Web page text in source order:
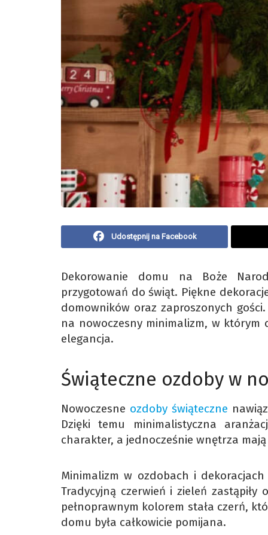
Udostępnij na Facebook
Dekorowanie domu na Boże
przygotowań do świąt. Piękne
domowników oraz zaproszonych
na nowoczesny minimalizm, w
elegancja.
Świąteczne ozdoby w
Nowoczesne ozdoby świąteczne
Dzięki temu minimalistyczna
charakter, a jednocześnie wnętrza
Minimalizm w ozdobach i
Tradycyjną czerwień i zieleń
pełnoprawnym kolorem stała czerń,
domu była całkowicie pomijana.